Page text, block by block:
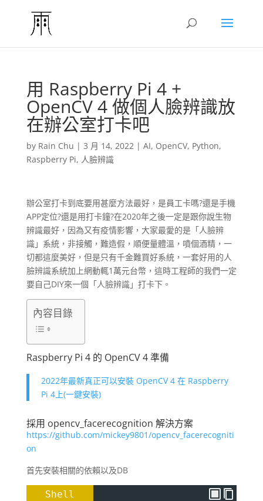
用 Raspberry Pi 4 +
OpenCV 4 做個人臉辨識放
在辦公室打卡吧
by Rain Chu | 3 月 14, 2022| AI, OpenCV, Python,
Raspberry Pi, 人臉辨識
辦公室打卡到底要用甚麼方法最好，是員工卡嗎?還是手機
APP定位?還是用打卡鐘?在2020年之後一定是跟你說生物
辨識最好，因為又有疫情影響，大家最愛的是「人臉辨
識」系統，非接觸，難造假，順便量體溫，噴個酒精，一
切都這麼美好，但是只有千金難買好系統，一套好用的人
臉辨識系統加上網動輒1萬元台幣，這時工程師的我們一定
要自己DIY來一個「人臉辨識」打卡下。
內容目錄
Raspberry Pi 4 的 OpenCV 4 準備
2022年最新真正可以安裝 OpenCV 4 在 Raspberry
Pi 4上(一鍵安裝)
採用 opencv_facerecognition 解決方案
https://github.com/mickey9801/opencv_facerecogniti
on
首先安裝相關的依賴以及DB
Shell